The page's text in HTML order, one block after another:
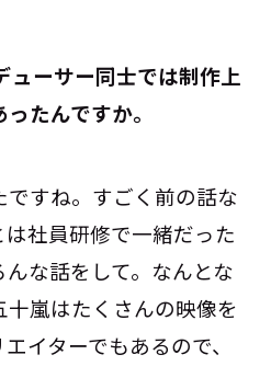
ューサー同士では制作上
たんですか。
ですね。すごく前の話な
社員研修で一緒だった
な話をして。なんとな
嵐はたくさんの映像を
イターでもあるので、